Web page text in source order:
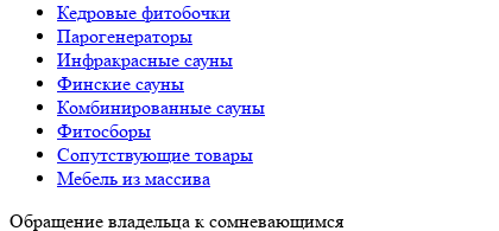
Кедровые фитобочки
Парогенераторы
Инфракрасные сауны
Финские сауны
Комбинированные сауны
Фитосборы
Сопутствующие товары
Мебель из массива
Обращение владельца к сомневающимся